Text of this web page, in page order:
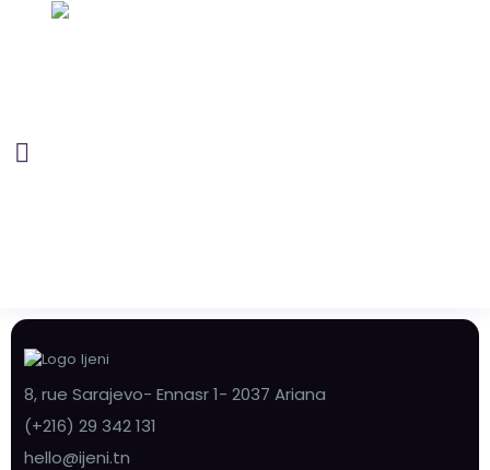
8, rue Sarajevo- Ennasr 1- 2037 Ariana
(+216) 29 342 131
hello@ijeni.tn